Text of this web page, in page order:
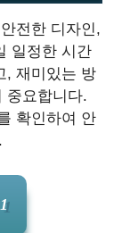
전한 디자인,
일정한 시간
, 재미있는 방
중요합니다.
확인하여 안